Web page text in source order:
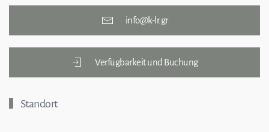
info@k-lr.gr
Verfügbarkeit und Buchung
Standort